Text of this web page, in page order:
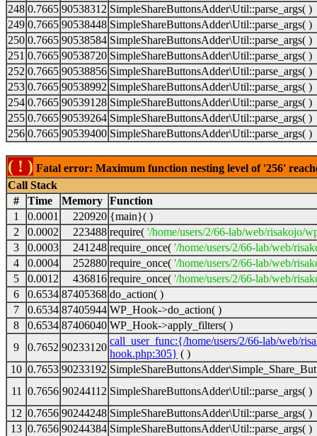
248 0.7665 90538312 SimpleShareButtonsAdder\Util::parse_args( )
249 0.7665 90538448 SimpleShareButtonsAdder\Util::parse_args( )
250 0.7665 90538584 SimpleShareButtonsAdder\Util::parse_args( )
251 0.7665 90538720 SimpleShareButtonsAdder\Util::parse_args( )
252 0.7665 90538856 SimpleShareButtonsAdder\Util::parse_args( )
253 0.7665 90538992 SimpleShareButtonsAdder\Util::parse_args( )
254 0.7665 90539128 SimpleShareButtonsAdder\Util::parse_args( )
255 0.7665 90539264 SimpleShareButtonsAdder\Util::parse_args( )
256 0.7665 90539400 SimpleShareButtonsAdder\Util::parse_args( )
( ! ) Fatal error: Maximum function nesting level of '256'
Call Stack
#
Time Memory Function
1
0.0001 220920 {main}( )
2
0.0002 223488 require( '/home/users/2/66-lab/web/risakojo/
3
0.0003 241248 require_once( '/home/users/2/66-lab/web/
4
0.0004 252880 require_once( '/home/users/2/66-lab/web/
5
0.0012 436816 require_once( '/home/users/2/66-lab/web/
6
0.6534 87405368 do_action( )
7
0.6534 87405944 WP_Hook->do_action( )
8
0.6534 87406040 WP_Hook->apply_filters( )
9
0.7652 90233120
call_user_func:{/home/users/2/66-lab/web/
hook.php:305} ( )
10 0.7653 90233192
11
0.7656 90244112 SimpleShareButtonsAdder\Util::parse_args( )
12 0.7656 90244248 SimpleShareButtonsAdder\Util::parse_args( )
13 0.7656 90244384 SimpleShareButtonsAdder\Util::parse_args( )